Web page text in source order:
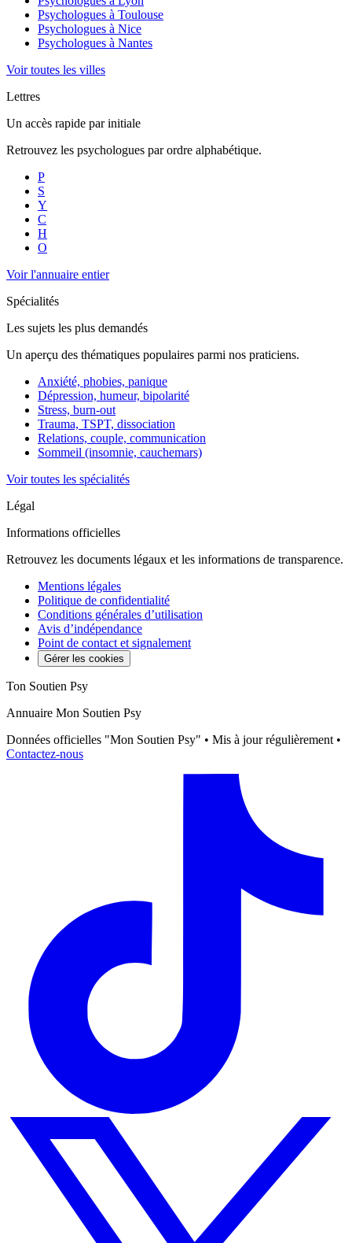
Psychologues à Toulouse
Psychologues à Nice
Psychologues à Nantes
Voir toutes les villes
Lettres
Un accès rapide par initiale
Retrouvez les psychologues par ordre alphabétique.
P
S
Y
C
H
O
Voir l'annuaire entier
Spécialités
Les sujets les plus demandés
Un aperçu des thématiques populaires parmi nos praticiens.
Anxiété, phobies, panique
Dépression, humeur, bipolarité
Stress, burn-out
Trauma, TSPT, dissociation
Relations, couple, communication
Sommeil (insomnie, cauchemars)
Voir toutes les spécialités
Légal
Informations officielles
Retrouvez les documents légaux et les informations de transparence.
Mentions légales
Politique de confidentialité
Conditions générales d’utilisation
Avis d’indépendance
Point de contact et signalement
Gérer les cookies
Ton Soutien Psy
Annuaire Mon Soutien Psy
Données officielles "Mon Soutien Psy" • Mis à jour régulièrement •
Contactez-nous